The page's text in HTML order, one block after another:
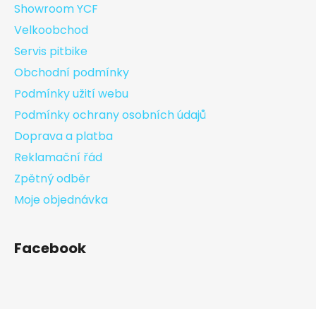
Showroom YCF
Velkoobchod
Servis pitbike
Obchodní podmínky
Podmínky užití webu
Podmínky ochrany osobních údajů
Doprava a platba
Reklamační řád
Zpětný odběr
Moje objednávka
Facebook